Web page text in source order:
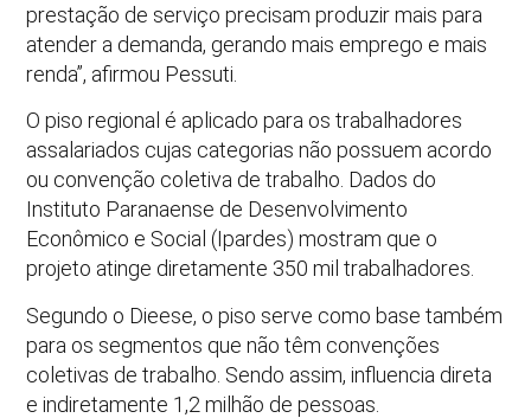
prestação de serviço precisam produzir mais para
atender a demanda, gerando mais emprego e mais
renda”, afirmou Pessuti.
O piso regional é aplicado para os trabalhadores
assalariados cujas categorias não possuem acordo
ou convenção coletiva de trabalho. Dados do
Instituto Paranaense de Desenvolvimento
Econômico e Social (Ipardes) mostram que o
projeto atinge diretamente 350 mil trabalhadores.
Segundo o Dieese, o piso serve como base também
para os segmentos que não têm convenções
coletivas de trabalho. Sendo assim, influencia direta
e indiretamente 1,2 milhão de pessoas.